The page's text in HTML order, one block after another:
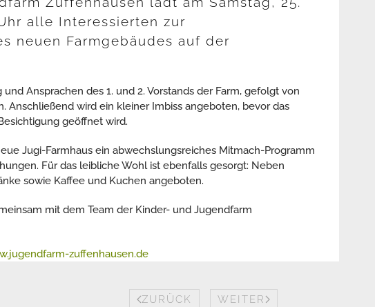
alle Interessierten zur
neuen Farmgebäudes auf der
Ansprachen des 1. und 2. Vorstands der Farm, gefolgt von
Anschließend wird ein kleiner Imbiss angeboten, bevor das
geöffnet wird.
Jugi-Farmhaus ein abwechslungsreiches Mitmach-Programm
Für das leibliche Wohl ist ebenfalls gesorgt: Neben
sowie Kaffee und Kuchen angeboten.
mit dem Team der Kinder- und Jugendfarm
zuffenhausen.de
ZURÜCK WEITER